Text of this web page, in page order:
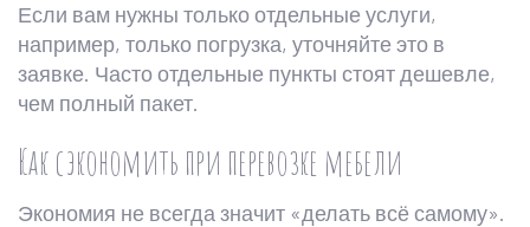
Если вам нужны только отдельные услуги,
например, только погрузка, уточняйте это в
заявке. Часто отдельные пункты стоят дешевле,
чем полный пакет.
Как сэкономить при перевозке мебели
Экономия не всегда значит «делать всё самому».